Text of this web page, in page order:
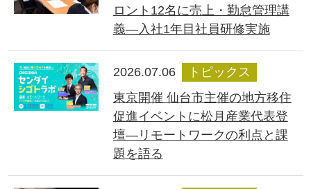
ロント12名に売上・勤怠管理講
義―入社1年目社員研修実施
2026.07.06
トピックス
東京開催 仙台市主催の地方移住
促進イベントに松月産業代表登
壇―リモートワークの利点と課
題を語る